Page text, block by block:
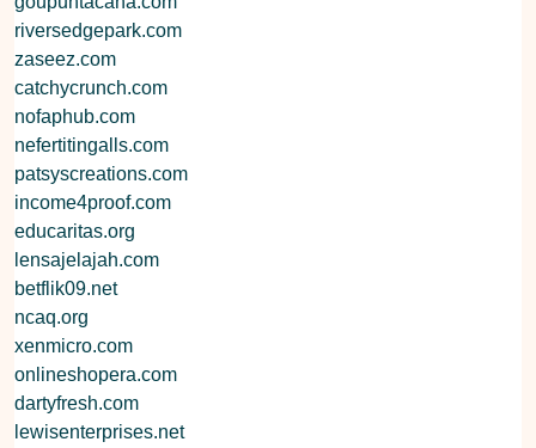
riversedgepark.com
zaseez.com
catchycrunch.com
nofaphub.com
nefertitingalls.com
patsyscreations.com
income4proof.com
educaritas.org
lensajelajah.com
betflik09.net
ncaq.org
xenmicro.com
onlineshopera.com
dartyfresh.com
lewisenterprises.net